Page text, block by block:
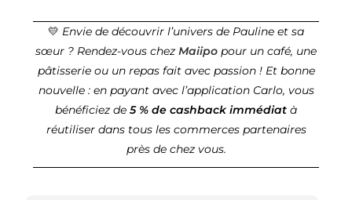
💛 Envie de découvrir l’univers de Pauline et sa
sœur ? Rendez-vous chez Maiipo pour un café, une
pâtisserie ou un repas fait avec passion ! Et bonne
nouvelle : en payant avec l’application Carlo, vous
bénéficiez de 5 % de cashback immédiat à
réutiliser dans tous les commerces partenaires
près de chez vous.